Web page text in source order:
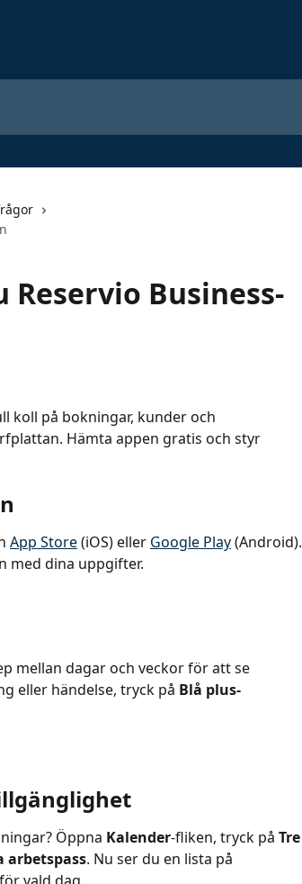
Reservio Business-
koll på bokningar, kunder och
Hämta appen gratis och styr
App Store (iOS) eller Google Play (Android).
med dina uppgifter.
mellan dagar och veckor för att se
eller händelse, tryck på Blå plus-
Öppna Kalender-fliken, tryck på Tre
arbetspass. Nu ser du en lista på